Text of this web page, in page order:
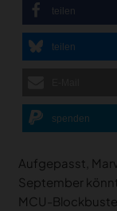
teilen
teilen
spenden
Aufgepasst,
September
MCU-